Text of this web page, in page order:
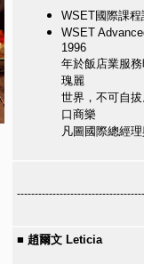
WSET國際課程
WSET
1996
年於飯店業服
瑰麗
世界，不可自
口商樂
凡圖國際總經
■ 趙爾文 Leticia